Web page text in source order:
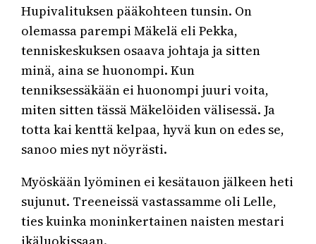
Hupivalituksen pääkohteen tunsin. On
olemassa parempi Mäkelä eli Pekka,
tenniskeskuksen osaava johtaja ja sitten
minä, aina se huonompi. Kun
tenniksessäkään ei huonompi juuri voita,
miten sitten tässä Mäkelöiden välisessä. Ja
totta kai kenttä kelpaa, hyvä kun on edes se,
sanoo mies nyt nöyrästi.
Myöskään lyöminen ei kesätauon jälkeen heti
sujunut. Treeneissä vastassamme oli Lelle,
ties kuinka moninkertainen naisten mestari